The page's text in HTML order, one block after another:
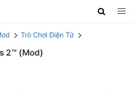
Trò Chơi Điện Tử
2™ (Mod)